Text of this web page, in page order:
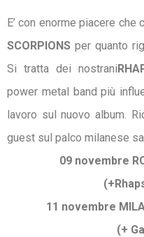
E’ con enorme piacere
SCORPIONS per quanto
Si tratta dei nostrani
power metal band più
lavoro sul nuovo album.
guest sul palco milanese
09 novembre
11 novembre
(+